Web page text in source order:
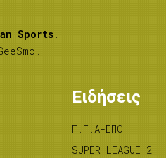
Sports .
.
Ειδήσεις
Γ.Γ.Α-ΕΠΟ
SUPER LEAGUE 2